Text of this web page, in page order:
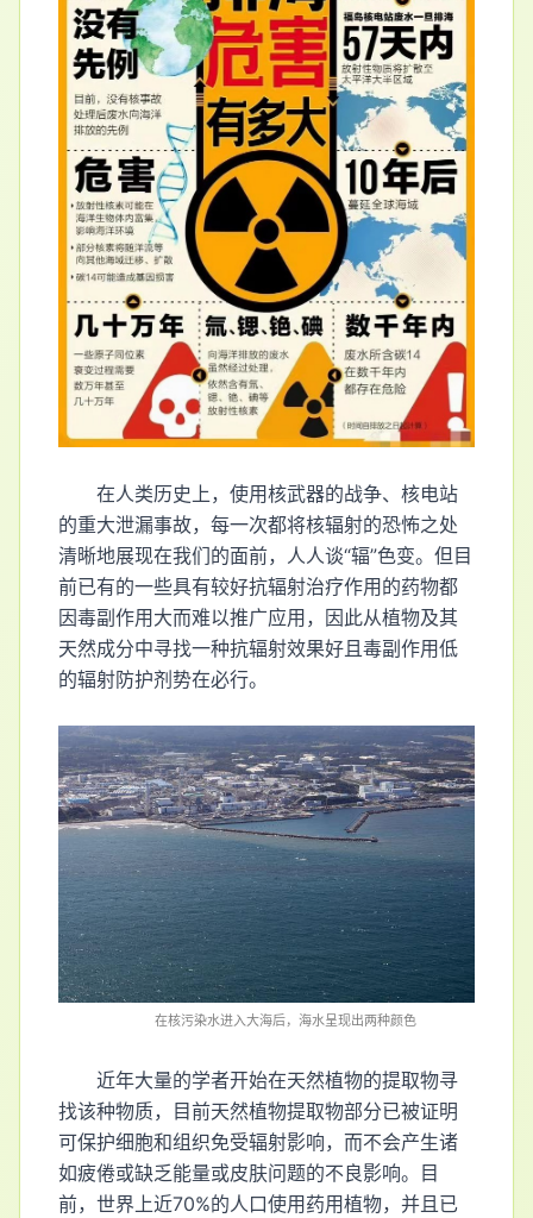
在人类历史上，使用核武器的战争、核电站
的重大泄漏事故，每一次都将核辐射的恐怖之处
清晰地展现在我们的面前，人人谈“辐”色变。但目
前已有的一些具有较好抗辐射治疗作用的药物都
因毒副作用大而难以推广应用，因此从植物及其
天然成分中寻找一种抗辐射效果好且毒副作用低
的辐射防护剂势在必行。
在核污染水进入大海后，海水呈现出两种颜色
近年大量的学者开始在天然植物的提取物寻
找该种物质，目前天然植物提取物部分已被证明
可保护细胞和组织免受辐射影响，而不会产生诸
如疲倦或缺乏能量或皮肤问题的不良影响。目
前，世界上近70%的人口使用药用植物，并且已